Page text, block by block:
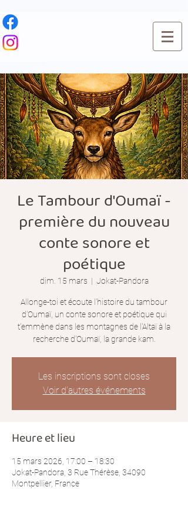
Le Tambour d'Oumaï -
première du nouveau
conte sonore et
poétique
dim. 15 mars
  |
Jokat-Pandora
Allonge-toi et écoute l'histoire du tambour
d'Oumaï, un conte sonore et poétique qui
t'emmène dans les montagnes de l'Altaï à la
recherche d'Oumaï, la grande kam.
Les inscriptions sont closes
Voir d'autres événements
Heure et lieu
15 mars 2026, 17:00 – 18:30
Jokat-Pandora, 3 Rue Thérèse, 34090
Montpellier, France